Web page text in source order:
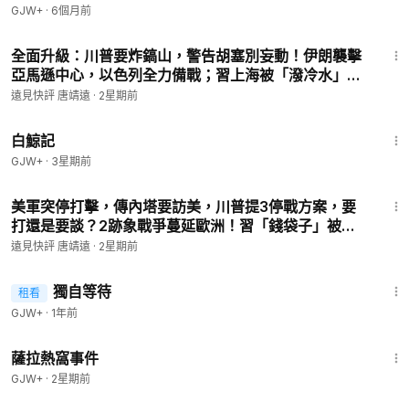
神韻紀錄片《堅不可摧》在線首播
中文新唐人預告片連結：https://www.ntdtv.com/b5/2026/03/1
4/a104076188.html
https://is.gd/3Q9eNw
https://donorbox.org/jingyuanfanqiang-819-f
https://donorbox.org/jingyuanfanqiang-115
🌷請觀眾朋友們點讚、訂閱，分享本頻道，幫助這個頻道成長！
❤️捐款靖遠： https://donorbox.org/yuanjiankuaiping
國朋友的捐款可獲聯邦抵稅。
🔔會員節目《靖遠互動》每週與粉絲互動，試看
神盾VPN：https://shendunvpn.net/
優惠，使用【TJY】再享10%折扣！
GJW+ · 6個月前
全面升級：川普要炸鎬山，警告胡塞別妄動！伊朗襲擊
亞馬遜中心，以色列全力備戰；習上海被「潑冷水」，
馬興瑞手套被抓 | 靖遠開講 | 唐靖遠 | 2026.07.21 #美
遠見快評 唐靖遠 · 2星期前
白鯨記
GJW+ · 3星期前
美軍突停打擊，傳內塔要訪美，川普提3停戰方案，要
打還是要談？2跡象戰爭蔓延歐洲！習「錢袋子」被
奪，鐵杆舊部又抓 | 靖遠開講 | 唐靖遠 | 2026.07.25 #
遠見快評 唐靖遠 · 2星期前
租看 獨自等待
GJW+ · 1年前
薩拉熱窩事件
GJW+ · 2星期前